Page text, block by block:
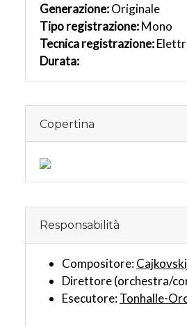
Generazione:Originale
Tipo registrazione:Mono
Tecnica registrazione:
Durata:
Copertina
Responsabilità
Compositore:
Direttore (orchestra/
Esecutore:Tonhalle-